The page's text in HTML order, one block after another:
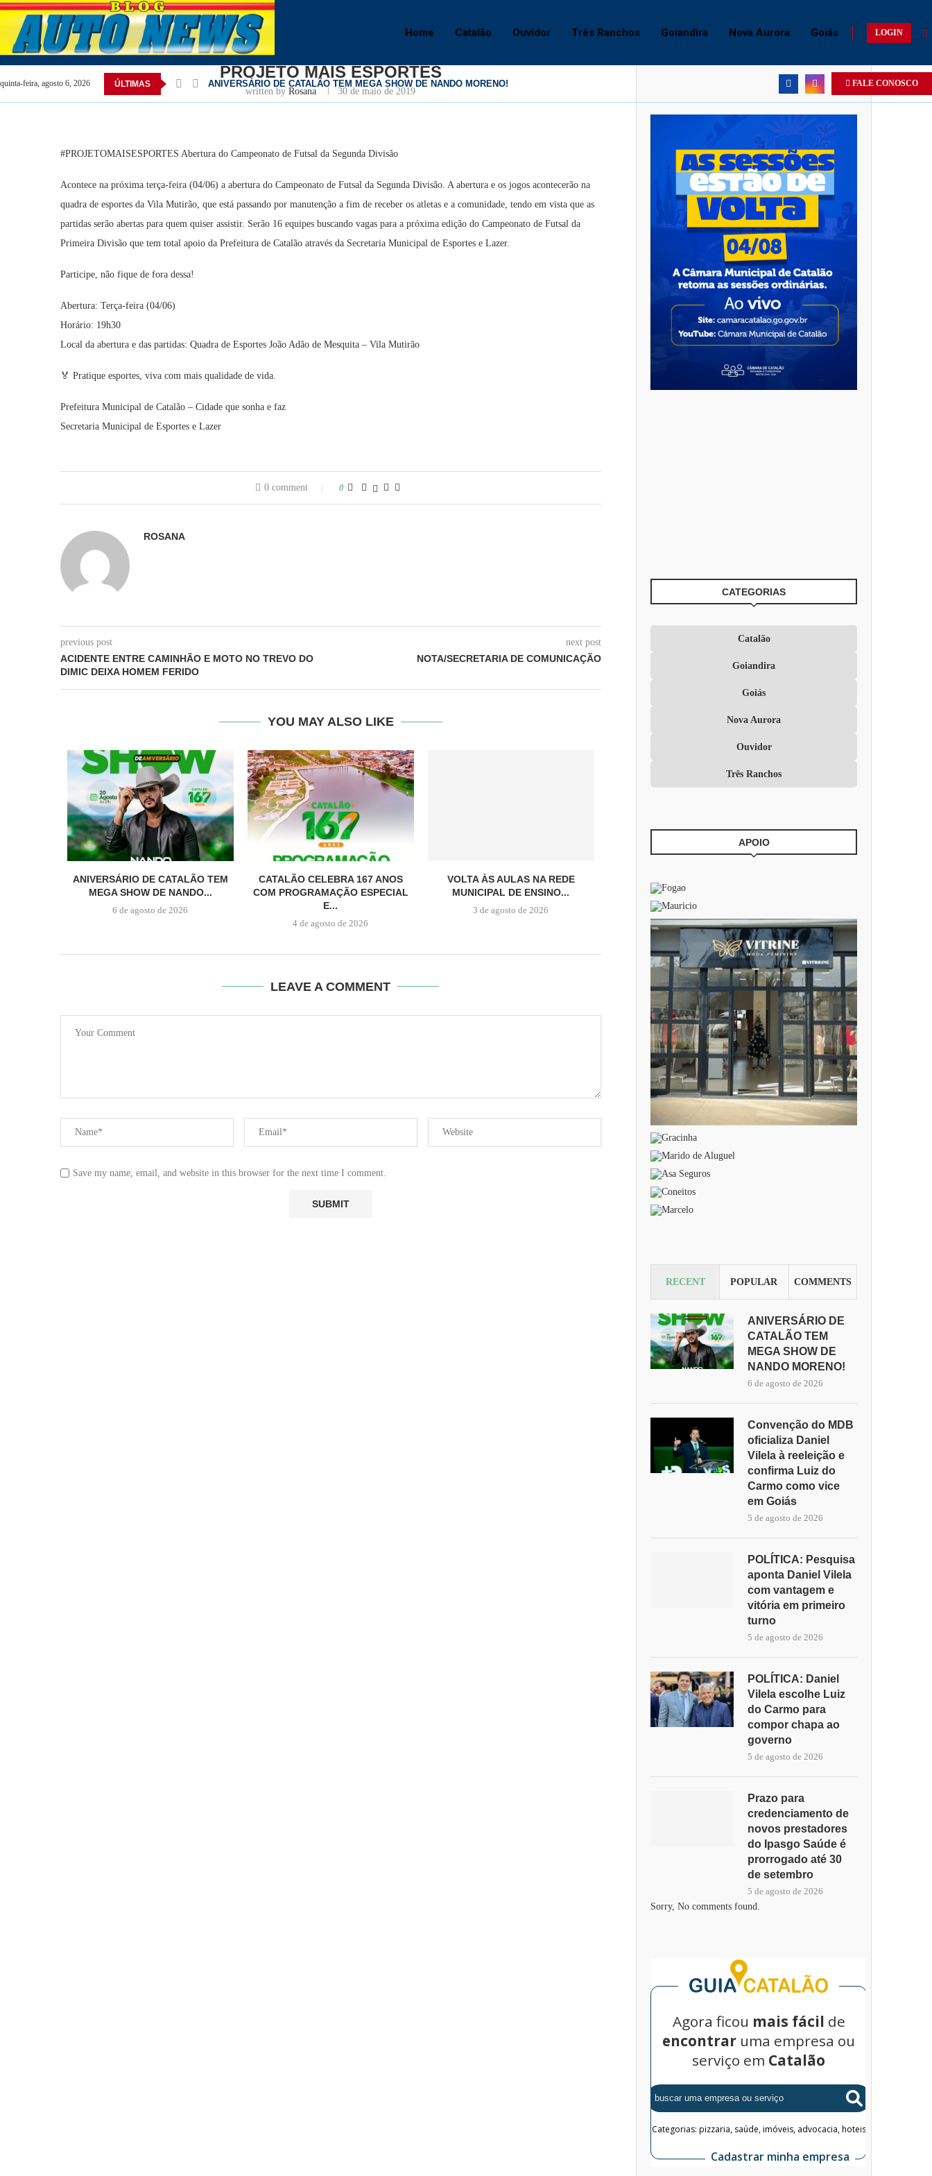
Home Catalão Ouvidor Três Ranchos Goiandira Nova Aurora Goiás LOGIN
quinta-feira, agosto 6, 2026 ÚLTIMAS ANIVERSÁRIO DE CATALÃO TEM MEGA SHOW DE NANDO MORENO! FALE CONOSCO
Home Catalão PROJETO MAIS ESPORTES
PROJETO MAIS ESPORTES
written byRosana 30 de maio de 2019
#PROJETOMAISESPORTES Abertura do Campeonato de Futsal da Segunda Divisão
Acontece na próxima terça-feira (04/06) a abertura do Campeonato de Futsal da Segunda Divisão. A abertura e os jogos acontecerão na
quadra de esportes da Vila Mutirão, que está passando por manutenção a fim de receber os atletas e a comunidade, tendo em vista que as
partidas serão abertas para quem quiser assistir. Serão 16 equipes buscando vagas para a próxima edição do Campeonato de Futsal da
Primeira Divisão que tem total apoio da Prefeitura de Catalão através da Secretaria Municipal de Esportes e Lazer.
Participe, não fique de fora dessa!
Abertura: Terça-feira (04/06)
Horário: 19h30
Local da abertura e das partidas: Quadra de Esportes João Adão de Mesquita – Vila Mutirão
🏅 Pratique esportes, viva com mais qualidade de vida.
Prefeitura Municipal de Catalão – Cidade que sonha e faz
Secretaria Municipal de Esportes e Lazer
0 comment 0
ROSANA
previous post
ACIDENTE ENTRE CAMINHÃO E MOTO NO TREVO DO
DIMIC DEIXA HOMEM FERIDO
next post
NOTA/SECRETARIA DE COMUNICAÇÃO
YOU MAY ALSO LIKE
ANIVERSÁRIO DE CATALÃO TEM
MEGA SHOW DE NANDO...
6 de agosto de 2026
CATALÃO CELEBRA 167 ANOS
COM PROGRAMAÇÃO ESPECIAL
E...
4 de agosto de 2026
VOLTA ÀS AULAS NA REDE
MUNICIPAL DE ENSINO...
3 de agosto de 2026
LEAVE A COMMENT
Save my name, email, and website in this browser for the next time I comment.
CATEGORIAS
Catalão
Goiandira
Goiás
Nova Aurora
Ouvidor
Três Ranchos
APOIO
RECENT POPULAR COMMENTS
ANIVERSÁRIO DE
CATALÃO TEM
MEGA SHOW DE
NANDO MORENO!
6 de agosto de 2026
Convenção do MDB
oficializa Daniel
Vilela à reeleição e
confirma Luiz do
Carmo como vice
em Goiás
5 de agosto de 2026
POLÍTICA: Pesquisa
aponta Daniel Vilela
com vantagem e
vitória em primeiro
turno
5 de agosto de 2026
POLÍTICA: Daniel
Vilela escolhe Luiz
do Carmo para
compor chapa ao
governo
5 de agosto de 2026
Prazo para
credenciamento de
novos prestadores
do Ipasgo Saúde é
prorrogado até 30
de setembro
5 de agosto de 2026
Sorry, No comments found.